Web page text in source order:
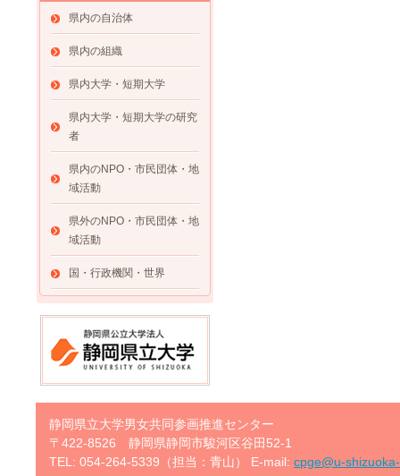
県内の自治体
県内の組織
県内大学・短期大学
県内大学・短期大学の研究
者
県内のNPO・市民団体・地
域活動
県外のNPO・市民団体・地
域活動
国・行政機関・世界
静岡県立大学男女共同参画推進センター
〒422-8526 静岡県静岡市駿河区谷田52-1
TEL: 054-264-5339（担当：青山） E-mail: cpge@u-